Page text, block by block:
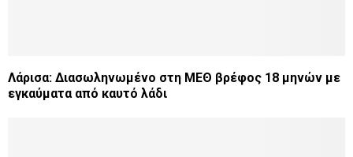
Λάρισα: Διασωληνωμένο στη ΜΕΘ βρέφος 18 μηνών με
εγκαύματα από καυτό λάδι